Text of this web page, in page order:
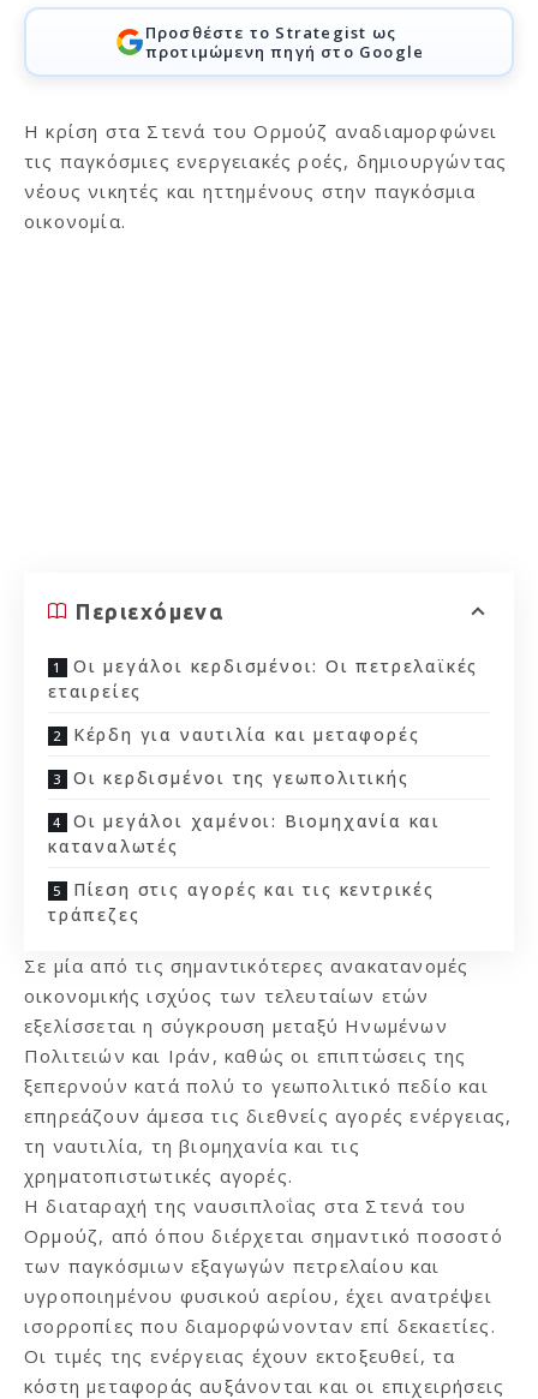
Προσθέστε το Strategist ως
προτιμώμενη πηγή στο Google
Η κρίση στα Στενά του Ορμούζ αναδιαμορφώνει
τις παγκόσμιες ενεργειακές ροές, δημιουργώντας
νέους νικητές και ηττημένους στην παγκόσμια
οικονομία.
Περιεχόμενα
Οι μεγάλοι κερδισμένοι: Οι πετρελαϊκές
εταιρείες
Κέρδη για ναυτιλία και μεταφορές
Οι κερδισμένοι της γεωπολιτικής
Οι μεγάλοι χαμένοι: Βιομηχανία και
καταναλωτές
Πίεση στις αγορές και τις κεντρικές
τράπεζες
Σε μία από τις σημαντικότερες ανακατανομές
οικονομικής ισχύος των τελευταίων ετών
εξελίσσεται η σύγκρουση μεταξύ Ηνωμένων
Πολιτειών και Ιράν, καθώς οι επιπτώσεις της
ξεπερνούν κατά πολύ το γεωπολιτικό πεδίο και
επηρεάζουν άμεσα τις διεθνείς αγορές ενέργειας,
τη ναυτιλία, τη βιομηχανία και τις
χρηματοπιστωτικές αγορές.
Η διαταραχή της ναυσιπλοΐας στα Στενά του
Ορμούζ, από όπου διέρχεται σημαντικό ποσοστό
των παγκόσμιων εξαγωγών πετρελαίου και
υγροποιημένου φυσικού αερίου, έχει ανατρέψει
ισορροπίες που διαμορφώνονταν επί δεκαετίες.
Οι τιμές της ενέργειας έχουν εκτοξευθεί, τα
κόστη μεταφοράς αυξάνονται και οι επιχειρήσεις